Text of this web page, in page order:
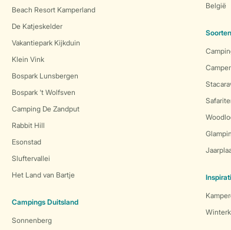
Beach Resort Kamperland
De Katjeskelder
Vakantiepark Kijkduin
Klein Vink
Bospark Lunsbergen
Bospark 't Wolfsven
Camping De Zandput
Rabbit Hill
Esonstad
Sluftervallei
Het Land van Bartje
Campings Duitsland
Sonnenberg
België